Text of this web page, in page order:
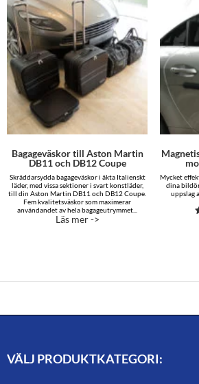
Bagageväskor till Aston Martin
DB11 och DB12 Coupe
Skräddarsydda bagageväskor i äkta Italienskt
läder, med vissa sektioner i svart konstläder,
till din Aston Martin DB11 och DB12 Coupe.
Fem kvalitetsväskor som maximerar
användandet av hela bagageutrymmet...
Läs mer ->
Mycket
dina
uppslag
VÄLJ PRODUKTKATEGORI: